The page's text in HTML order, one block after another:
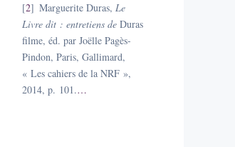
2
Marguerite Duras, Le
Livre dit : entretiens de Duras
filme, éd. par Joëlle Pagès-
Pindon, Paris, Gallimard,
« Les cahiers de la NRF »,
2014, p. 101.…